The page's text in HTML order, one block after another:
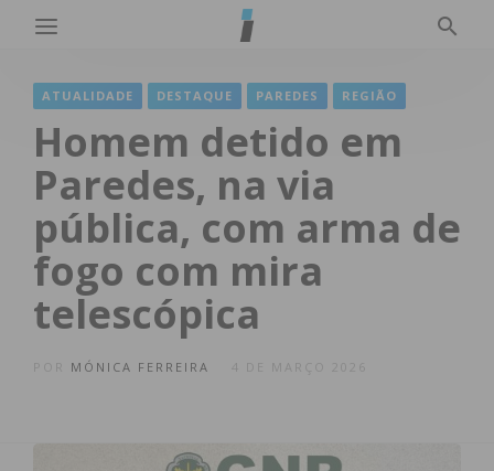
ATUALIDADE DESTAQUE PAREDES REGIÃO
Homem detido em
Paredes, na via
pública, com arma de
fogo com mira
telescópica
MÓNICA FERREIRA 4 DE MARÇO 2026